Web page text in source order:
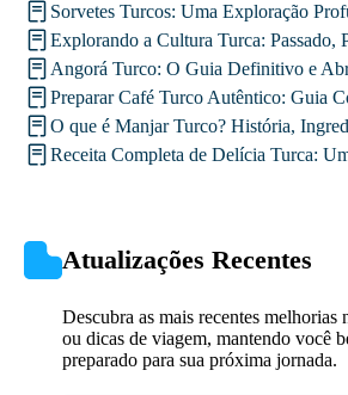
Sorvetes Turcos: Uma Exploração
Explorando a Cultura Turca: Passado,
Angorá Turco: O Guia Definitivo e
Preparar Café Turco Autêntico: Guia
O que é Manjar Turco? História,
Receita Completa de Delícia Turca:
Atualizações Recentes
Descubra as mais recentes
ou dicas de viagem, mantendo você
preparado para sua próxima jornada.